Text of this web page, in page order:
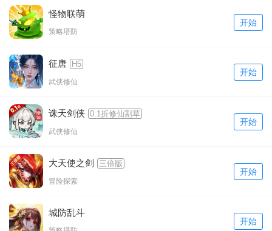
怪物联萌
策略塔防
开始
征唐 H5
武侠修仙
开始
诛天剑侠 0.1折修仙割草
武侠修仙
开始
大天使之剑 三倍版
冒险探索
开始
城防乱斗
开始